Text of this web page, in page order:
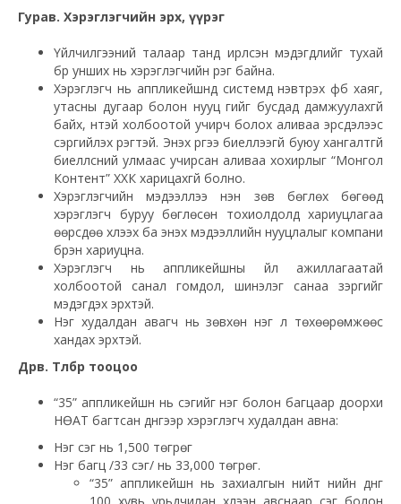
Гурав. Хэрэглэгчийн эрх, үүрэг
Үйлчилгээний талаар танд ирүүлсэн мэдэгдлийг тухай
бүр унших нь хэрэглэгчийн үүрэг байна.
Хэрэглэгч нь аппликейшнд системд нэвтрэх фб хаяг,
утасны дугаар болон нууц үгийг бусдад дамжуулахгүй
байх, үүнтэй холбоотой учирч болох аливаа эрсдэлээс
сэргийлэх үүрэгтэй. Энэхүү үүргээ биелүүлээгүй буюу хангалтгүй
биелүүлсний улмаас учирсан аливаа хохирлыг “Монгол
Контент” ХХК харицахгүй болно.
Хэрэглэгчийн мэдээллээ үнэн зөв бөглөх бөгөөд
хэрэглэгч буруу бөглөсөн тохиолдолд хариуцлагаа
өөрсдөө хүлээх ба энэхүү мэдээллийн нууцлалыг компани
бүрэн хариуцна.
Хэрэглэгч нь аппликейшны үйл ажиллагаатай
холбоотой санал гомдол, шинэлэг санаа зэргийг
мэдэгдэх эрхтэй.
Нэг худалдан авагч нь зөвхөн нэг л төхөөрөмжөөс
хандах эрхтэй.
Дөрөв. Төлбөр тооцоо
“35” аппликейшн нь үсэгийг нэг болон багцаар доорхи
НӨАТ багтсан дүнгээр хэрэглэгч худалдан авна:
Нэг үсэг нь 1,500 төгрөг
Нэг багц /33 үсэг/ нь 33,000 төгрөг.
“35” аппликейшн нь захиалгын нийт үнийн дүнг